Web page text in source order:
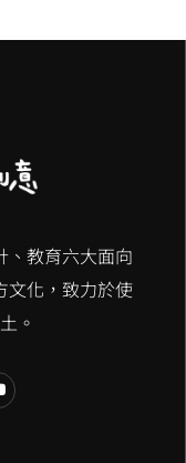
、教育六大面向
文化，致力於使
。